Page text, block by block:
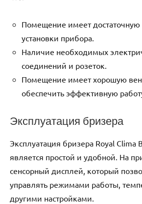
Помещение имеет
установки прибора.
Наличие необходимых
соединений и розеток.
Помещение имеет хорошую
обеспечить эффективную
Эксплуатация бризера
Эксплуатация бризера Royal Clima
является простой и удобной. На
сенсорный дисплей, который
управлять режимами работы,
другими настройками.